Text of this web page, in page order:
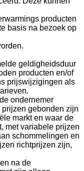
producten
basis na bezoek op
geldigheidsduur
producten en/of
prijswijzigingen als
ondernemer
gebonden zijn
markt en waar de
met variabele prijzen
schommelingen en
richtprijzen zijn,
na de